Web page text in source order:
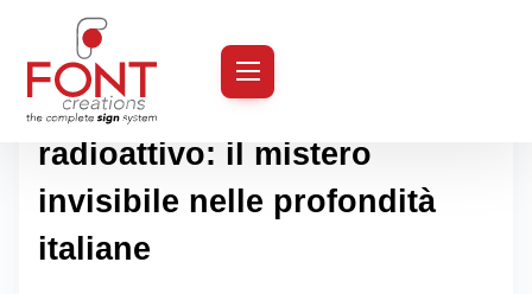
Introduzione al decadimento
radioattivo: il mistero
invisibile nelle profondità
italiane